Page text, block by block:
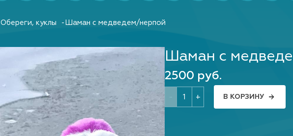
Обереги, куклы Шаман с медведем/нерпой
Шаман с
2500 руб.
+ В КОРЗИНУ